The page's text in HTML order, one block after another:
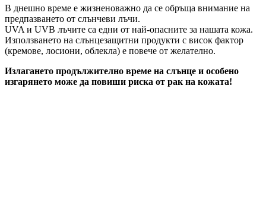
В днешно време е жизненоважно да се обръща внимание на
предпазването от слънчеви лъчи.
UVA и UVB лъчите са едни от най-опасните за нашата кожа.
Използването на слънцезащитни продукти с висок фактор
(кремове, лосиони, облекла) е повече от желателно.
Излагането продължително време на слънце и особено
изгарянето може да повиши риска от рак на кожата!